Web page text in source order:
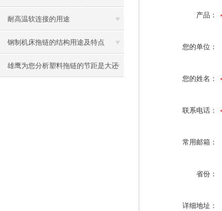
题？
耐高温软连接的用途
钢制机床拖链的结构用途及特点
雄鹰为您分析塑料拖链的节距是大还
产品：
您的单位：
您的姓名：
联系电话：
常用邮箱：
省份：
详细地址：